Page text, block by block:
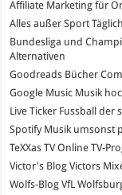
Affiliate Marketing für
Alles außer Sport
Bundesliga und
Alternativen
Goodreads Bücher
Google Music Musik
Live Ticker Fussball
der
SpotifyMusik umsonst
TeXXas TVOnline TV-
Victor's Blog Victors
Wolfs-Blog VfL